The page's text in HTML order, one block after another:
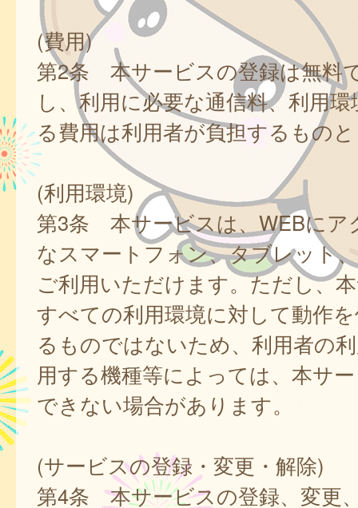
(費用)
第2条 本サービスの登録は無料
し、利用に必要な通信料、利用
る費用は利用者が負担するもの
(利用環境)
第3条 本サービスは、WEBにア
なスマートフォン、タブレット
ご利用いただけます。ただし、
すべての利用環境に対して動作
るものではないため、利用者の
用する機種等によっては、本サ
できない場合があります。
(サービスの登録・変更・解除)
第4条 本サービスの登録、変更